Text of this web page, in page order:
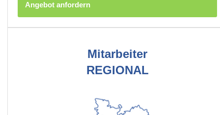
Angebot anfordern
Mitarbeiter
REGIONAL